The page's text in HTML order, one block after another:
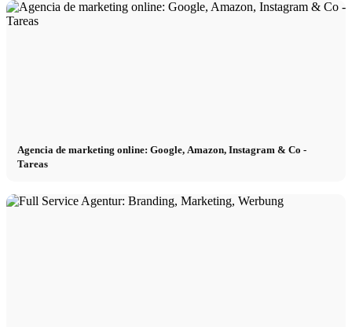
Agencia de marketing online: Google, Amazon, Instagram & Co -
Tareas